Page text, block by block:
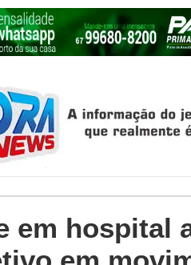
em hospital